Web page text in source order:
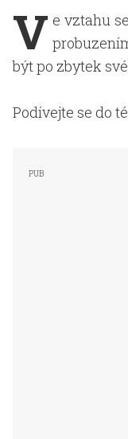
V e vztahu
být po zbytek
Podívejte se do